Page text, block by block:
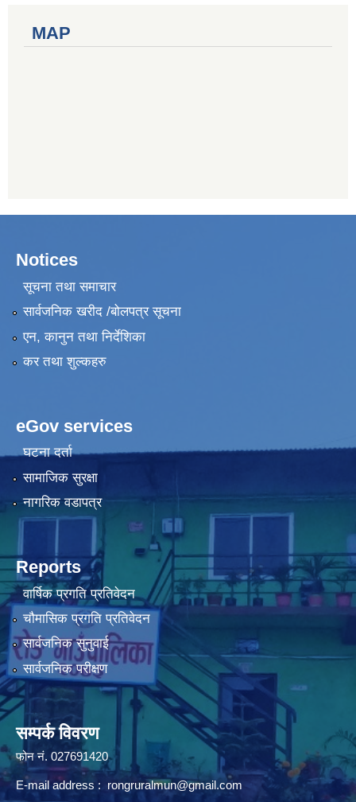
MAP
Notices
सूचना तथा समाचार
सार्वजनिक खरीद /बोलपत्र सूचना
एन, कानुन तथा निर्देशिका
कर तथा शुल्कहरु
eGov services
घटना दर्ता
सामाजिक सुरक्षा
नागरिक वडापत्र
Reports
वार्षिक प्रगति प्रतिवेदन
चौमासिक प्रगति प्रतिवेदन
सार्वजनिक सुनुवाई
सार्वजनिक परीक्षण
सम्पर्क विवरण
फोन न‌ं. 027691420
E-mail address : rongruralmun@gmail.com